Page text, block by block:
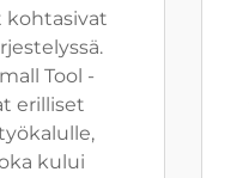
kohtasivat
Tool -
erilliset
kului